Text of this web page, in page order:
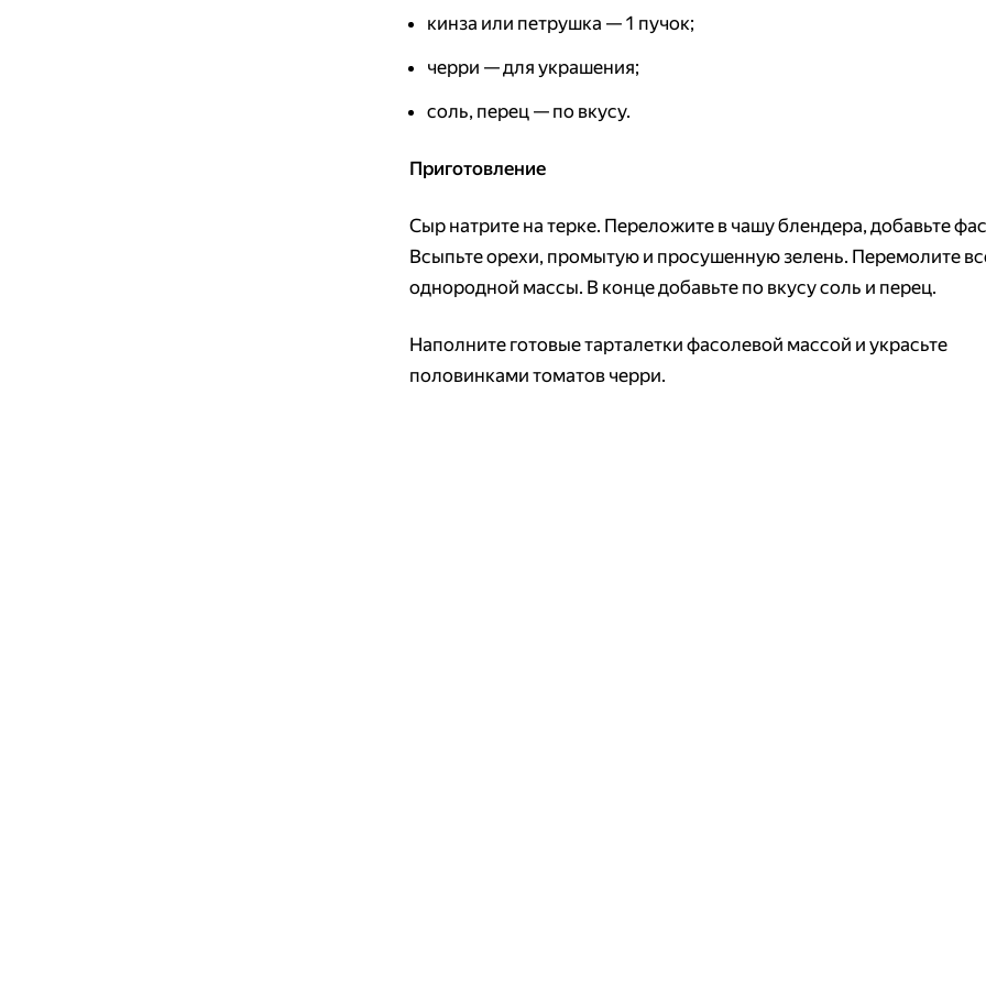
кинза или петрушка — 1 пучок;
черри — для украшения;
соль, перец — по вкусу.
Приготовление
Сыр натрите на терке. Переложите в чашу блендера, добавьте
Всыпьте орехи, промытую и просушенную зелень. Перемолите
однородной массы. В конце добавьте по вкусу соль и перец.
Наполните готовые тарталетки фасолевой массой и украсьте
половинками томатов черри.